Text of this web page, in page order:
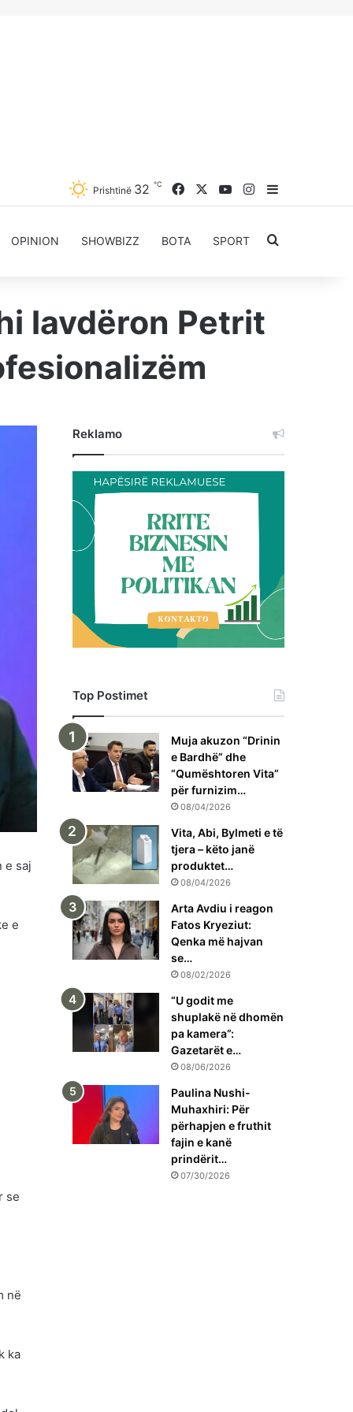
Prishtinë 32 ℃ FacebookYouTubeInstagram
Sidebar
OPINION SHOWBIZZ BOTA SPORT Kërkoni
lavdëron Petrit
e saj
e
se
në
ka
Reklamo
Top Postimet
Muja akuzon “Drinin
e Bardhë” dhe
“Qumështoren Vita”
për furnizim…
08/04/2026
Vita, Abi, Bylmeti e të
tjera – këto janë
produktet…
08/04/2026
Arta Avdiu i reagon
Fatos Kryeziut:
Qenka më hajvan
se…
08/02/2026
“U godit me
shuplakë në dhomën
pa kamera”:
Gazetarët e…
08/06/2026
Paulina Nushi-
Muhaxhiri: Për
përhapjen e fruthit
fajin e kanë
prindërit…
07/30/2026